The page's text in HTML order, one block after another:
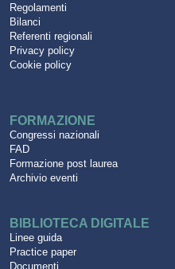
Regolamenti
Bilanci
Referenti regionali
Privacy policy
Cookie policy
FORMAZIONE
Congressi nazionali
FAD
Formazione post laurea
Archivio eventi
BIBLIOTECA DIGITALE
Linee guida
Practice paper
Documenti